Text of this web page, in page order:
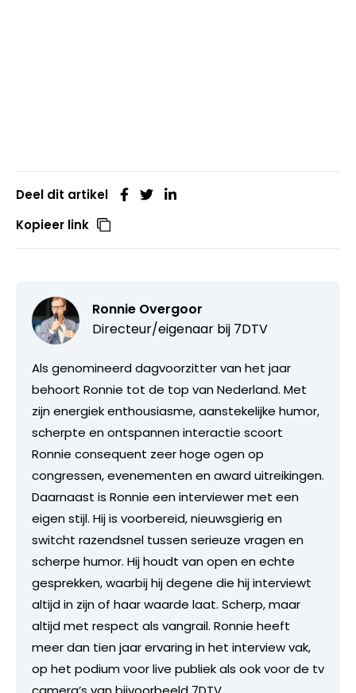
Deel dit artikel
Kopieer link
Ronnie Overgoor
Directeur/eigenaar bij 7DTV
Als genomineerd dagvoorzitter van het jaar
behoort Ronnie tot de top van Nederland. Met
zijn energiek enthousiasme, aanstekelijke humor,
scherpte en ontspannen interactie scoort
Ronnie consequent zeer hoge ogen op
congressen, evenementen en award uitreikingen.
Daarnaast is Ronnie een interviewer met een
eigen stijl. Hij is voorbereid, nieuwsgierig en
switcht razendsnel tussen serieuze vragen en
scherpe humor. Hij houdt van open en echte
gesprekken, waarbij hij degene die hij interviewt
altijd in zijn of haar waarde laat. Scherp, maar
altijd met respect als vangrail. Ronnie heeft
meer dan tien jaar ervaring in het interview vak,
op het podium voor live publiek als ook voor de tv